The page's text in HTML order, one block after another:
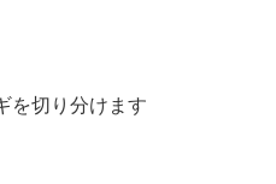
を切り分けます